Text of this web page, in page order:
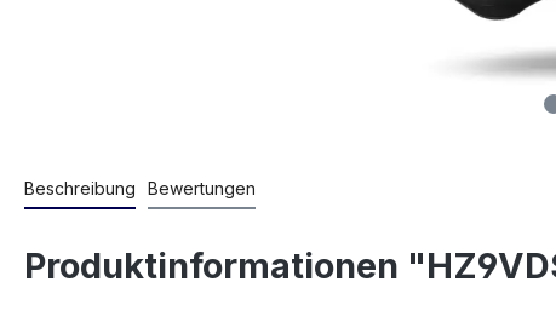
Beschreibung Bewertungen
Produktinformationen